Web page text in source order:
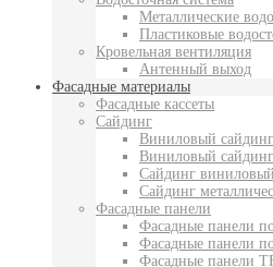
Металлические
Пластиковые
Кровельная вентиляция
Антенный выход
Фасадные материалы
Фасадные кассеты
Сайдинг
Виниловый
Виниловый
Сайдинг виниловый
Сайдинг
Фасадные панели
Фасадные панели
Фасадные панели
Фасадные